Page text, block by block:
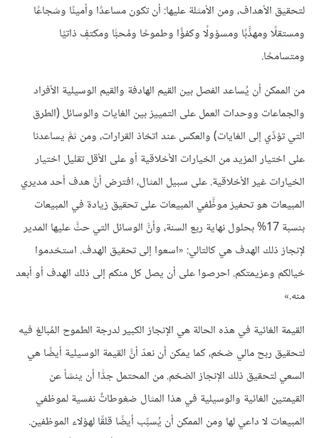
لتحقيق الأهداف، ومن الأمثلة عليها: أن تكون مساعدًا وأمينًا وشجاعًا
ومستقلًا ومهذَّبًا ومسؤولًا وكفؤًا وطموحًا ومُحبًّا ومكتفٍ ذاتيًا
ومتسامحًا.
من الممكن أن يُساعد الفصل بين القيم الهادفة والقيم الوسيلية الأفراد
والجماعات ووحدات العمل على التمييز بين الغايات والوسائل (الطرق
التي تؤدِّي إلى الغايات) والعكس عند اتخاذ القرارات، ومن ثمَّ يساعدنا
على اختيار المزيد من الخيارات الأخلاقية أو على الأقل تقليل اختيار
الخيارات غير الأخلاقية. على سبيل المثال، افترض أنَّ هدف أحد مديري
المبيعات هو تحفيز موظَّفي المبيعات على تحقيق زيادة في المبيعات
بنسبة 17% بحلول نهاية ربع السنة، وأنَّ الوسائل التي حثَّ عليها المدير
لإنجاز ذلك الهدف هي كالتالي: «اسعوا إلى تحقيق الهدف. استخدموا
خيالكم وعزيمتكم. احرصوا على أن يصل كل منكم إلى ذلك الهدف أو أبعد
منه.»
القيمة الغائية في هذه الحالة هي الإنجاز الكبير لدرجة الطموح المُبالغ فيه
لتحقيق ربح مالي ضخم، كما يمكن أن نعدّ أنَّ القيمة الوسيلية أيضًا هي
السعي لتحقيق ذلك الإنجاز الضخم. من المحتمل جدًّا أن ينشأ عن
القيمتين الغائية والوسيلية في هذا المثال ضغوطاتٌ نفسية لموظفي
المبيعات لا داعي لها ومن الممكن أن يُسبِّب أيضًا قلقًا لهؤلاء الموظفين.